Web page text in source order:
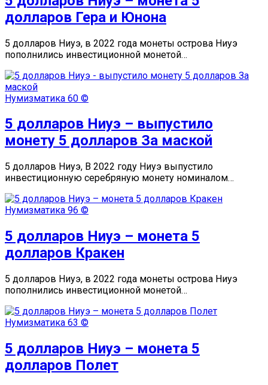
долларов Гера и Юнона
5 долларов Ниуэ, в 2022 года монеты острова Ниуэ
пополнились инвестиционной монетой…
Нумизматика 60 ©
5 долларов Ниуэ – выпустило
монету 5 долларов За маской
5 долларов Ниуэ, В 2022 году Ниуэ выпустило
инвестиционную серебряную монету номиналом…
Нумизматика 96 ©
5 долларов Ниуэ – монета 5
долларов Кракен
5 долларов Ниуэ, в 2022 года монеты острова Ниуэ
пополнились инвестиционной монетой…
Нумизматика 63 ©
5 долларов Ниуэ – монета 5
долларов Полет